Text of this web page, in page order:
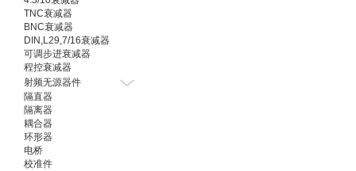
TNC衰减器
BNC衰减器
DIN,L29,7/16衰减器
可调步进衰减器
程控衰减器
射频无源器件
隔直器
隔离器
耦合器
环形器
电桥
校准件